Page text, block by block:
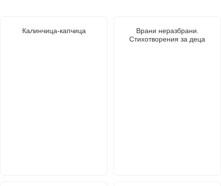
Калинчица-капчица
Врани неразбрани.
Стихотворения за деца